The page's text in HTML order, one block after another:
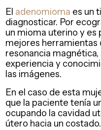
El adenomioma es un
diagnosticar. Por
un mioma uterino y es
mejores herramientas
resonancia
experiencia y
las imágenes.
En el caso de esta
que la paciente tenía
ocupando la cavidad
útero hacia un costado.